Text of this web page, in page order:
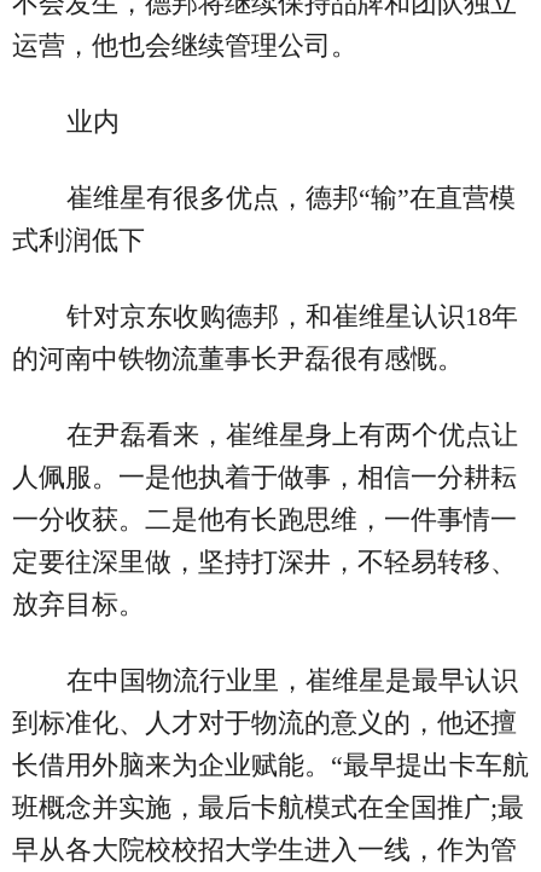
运营，他也会继续管理公司。
业内
崔维星有很多优点，德邦“输”在直营模
式利润低下
针对京东收购德邦，和崔维星认识18年
的河南中铁物流董事长尹磊很有感慨。
在尹磊看来，崔维星身上有两个优点让
人佩服。一是他执着于做事，相信一分耕耘
一分收获。二是他有长跑思维，一件事情一
定要往深里做，坚持打深井，不轻易转移、
放弃目标。
在中国物流行业里，崔维星是最早认识
到标准化、人才对于物流的意义的，他还擅
长借用外脑来为企业赋能。“最早提出卡车航
班概念并实施，最后卡航模式在全国推广;最
早从各大院校校招大学生进入一线，作为管